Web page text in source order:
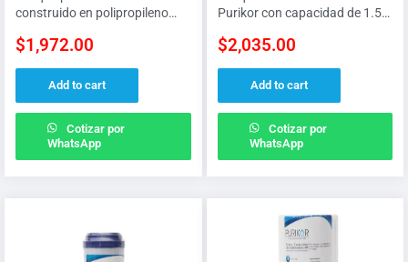
construido en polipropileno
$1,972.00
Add to cart
Cotizar por
WhatsApp
Purikor con capacidad de 1.5
$2,035.00
Add to cart
Cotizar por
WhatsApp